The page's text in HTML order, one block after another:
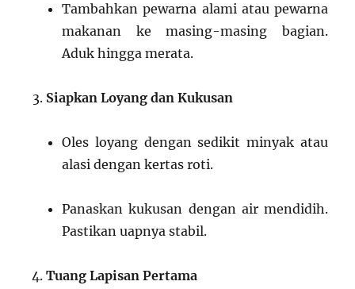
Tambahkan pewarna alami atau pewarna
makanan ke masing-masing bagian.
Aduk hingga merata.
Siapkan Loyang dan Kukusan
Oles loyang dengan sedikit minyak atau
alasi dengan kertas roti.
Panaskan kukusan dengan air mendidih.
Pastikan uapnya stabil.
Tuang Lapisan Pertama